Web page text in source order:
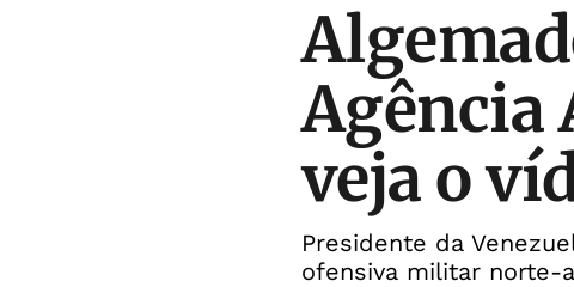
Agência
veja o
Presidente da
ofensiva militar norte-